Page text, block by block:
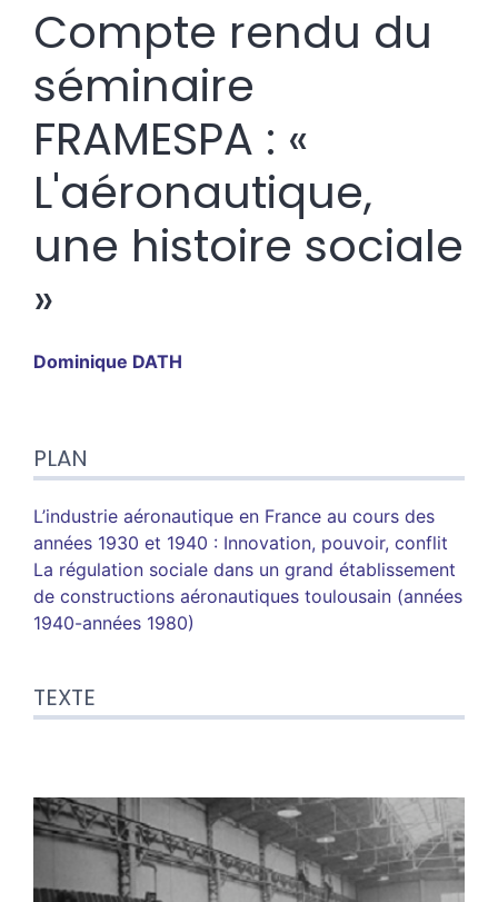
Compte rendu du
séminaire
FRAMESPA : «
L'aéronautique,
une histoire sociale
»
Dominique DATH
Texte
Notes
Illustrations
Citer cet article
Auteur
PLAN
L’industrie aéronautique en France au cours des
années 1930 et 1940 : Innovation, pouvoir, conflit
La régulation sociale dans un grand établissement
de constructions aéronautiques toulousain (années
1940-années 1980)
TEXTE